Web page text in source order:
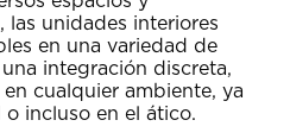
las unidades interiores
en una variedad de
integración discreta,
cualquier ambiente, ya
o incluso en el ático.